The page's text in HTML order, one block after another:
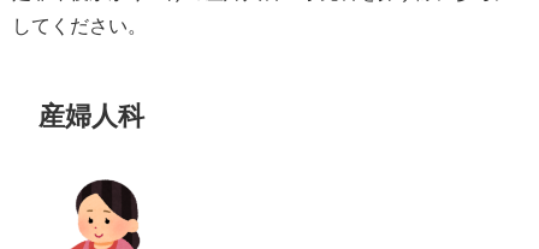
してください。
産婦人科